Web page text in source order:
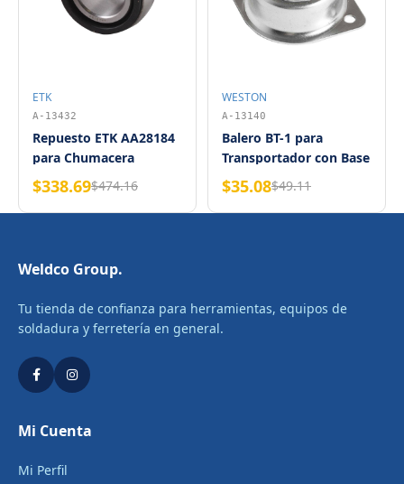
ETK
A-13432
Repuesto ETK AA28184
para Chumacera
AP28184
$338.69$474.16
WESTON
A-13140
Balero BT-1 para
Transportador con Base
Weston
$35.08$49.11
Weldco Group.
Tu tienda de confianza para herramientas, equipos de
soldadura y ferretería en general.
Mi Cuenta
Mi Perfil